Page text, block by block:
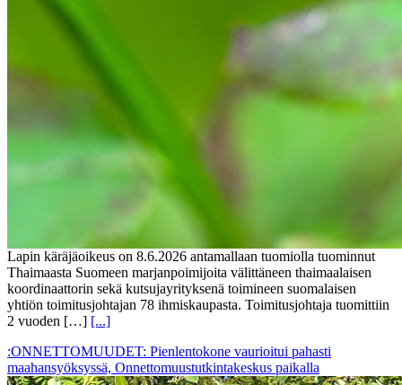
Lapin käräjäoikeus on 8.6.2026 antamallaan tuomiolla tuominnut
Thaimaasta Suomeen marjanpoimijoita välittäneen thaimaalaisen
koordinaattorin sekä kutsujayrityksenä toimineen suomalaisen
yhtiön toimitusjohtajan 78 ihmiskaupasta. Toimitusjohtaja tuomittiin
2 vuoden […] [...]
:ONNETTOMUUDET: Pienlentokone vaurioitui pahasti
maahansyöksyssä, Onnettomuustutkintakeskus paikalla